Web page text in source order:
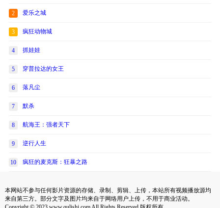
2 爱乐之城
3 疯狂动物城
4 抓娃娃
5 穿普拉达的女王
6 落凡尘
7 默杀
8 航海王：强者天下
9 逆行人生
10 疯狂的麦克斯：狂暴之路
本网站不参与任何影片资源的存储、录制、剪辑、上传，本站所有视频播放源均
来自第三方。部分文字及图片均来自于网络用户上传，不用于商业活动。